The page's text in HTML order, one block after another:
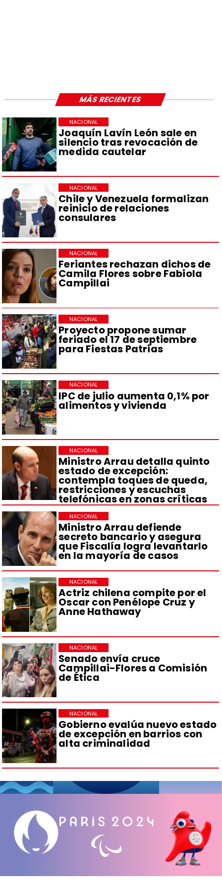
Joaquín Lavín León sale en
silencio tras revocación de
medida cautelar
NACIONAL
Chile y Venezuela formalizan
reinicio de relaciones
consulares
NACIONAL
Feriantes rechazan dichos de
Camila Flores sobre Fabiola
Campillai
NACIONAL
Proyecto propone sumar
feriado el 17 de septiembre
para Fiestas Patrias
NACIONAL
IPC de julio aumenta 0,1% por
alimentos y vivienda
NACIONAL
Ministro Arrau detalla quinto
estado de excepción:
contempla toques de queda,
restricciones y escuchas
telefónicas en zonas críticas
NACIONAL
Ministro Arrau defiende
secreto bancario y asegura
que Fiscalía logra levantarlo
en la mayoría de casos
NACIONAL
Actriz chilena compite por el
Oscar con Penélope Cruz y
Anne Hathaway
NACIONAL
Senado envía cruce
Campillai-Flores a Comisión
de Ética
NACIONAL
Gobierno evalúa nuevo estado
de excepción en barrios con
alta criminalidad
NACIONAL
MÁS RECIENTES